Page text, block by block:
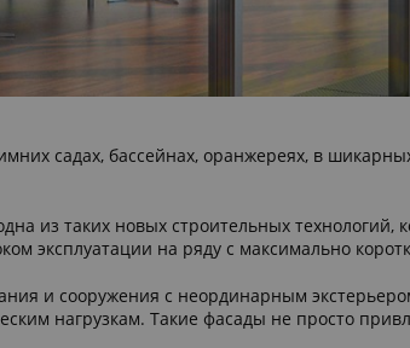
садах, бассейнах, оранжереях, в
из таких новых строительных технологий,
эксплуатации на ряду с максимально
и сооружения с неординарным
нагрузкам. Такие фасады не просто